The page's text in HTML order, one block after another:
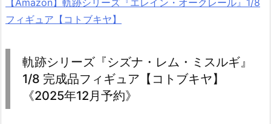
【Amazon】軌跡シリーズ『エレイン・オークレール』1/8
フィギュア【コトブキヤ】
軌跡シリーズ『シズナ・レム・ミスルギ』
1/8 完成品フィギュア【コトブキヤ】
《2025年12月予約》